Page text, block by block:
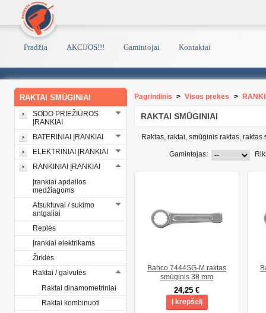
Pradžia AKCIJOS!!! Gamintojai Kontaktai
RAKTAI SMŪGINIAI
SODO PRIEŽIŪROS
ĮRANKIAI
BATERINIAI ĮRANKIAI
ELEKTRINIAI ĮRANKIAI
RANKINIAI ĮRANKIAI
Įrankiai apdailos
medžiagoms
Atsuktuvai / sukimo
antgaliai
Replės
Įrankiai elektrikams
Žirklės
Raktai / galvutės
Raktai dinamometriniai
Raktai kombinuoti
Pagrindinis > Visos prekės >
RAKTAI SMŪGINIAI
Raktas, raktai, smūginis raktas, raktas
Gamintojas:
Bahco 7444SG-M raktas
smūginis 38 mm
24,25 €
Į krepšelį